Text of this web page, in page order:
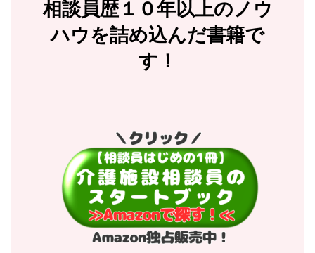
相談員歴１０年以上のノウ
ハウを詰め込んだ書籍で
す！